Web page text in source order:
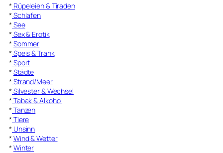
* Rüpeleien & Tiraden
* Schlafen
* See
* Sex & Erotik
* Sommer
* Speis & Trank
* Sport
* Städte
* Strand/Meer
* Silvester & Wechsel
* Tabak & Alkohol
* Tanzen
* Tiere
* Unsinn
* Wind & Wetter
* Winter